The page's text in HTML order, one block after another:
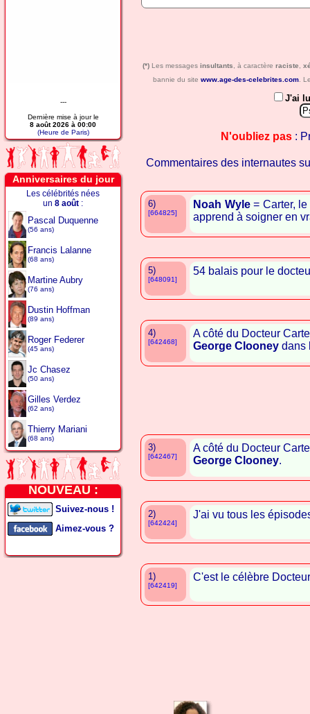
---
Dernière mise à jour le
8 août 2026 à 00:00
(Heure de Paris)
Anniversaires du jour
Les célébrités nées
un 8 août :
Pascal Duquenne
(56 ans)
Francis Lalanne
(68 ans)
Martine Aubry
(76 ans)
Dustin Hoffman
(89 ans)
Roger Federer
(45 ans)
Jc Chasez
(50 ans)
Gilles Verdez
(62 ans)
Thierry Mariani
(68 ans)
NOUVEAU :
Suivez-nous !
Aimez-vous ?
(*) Les messages insultants , à caractère raciste
bannie du site www.age-des-celebrites.com.
J'ai
N'oubliez pas :
Commentaires des internautes
6)
[664825]
Noah Wyle= Carter, le
apprend à soigner en
5)
[648091]
54 balais pour le
4)
[642468]
A côté du Docteur
George Clooney dans
3)
[642467]
A côté du Docteur
George Clooney.
2)
[642424]
J'ai vu tous les
1)
[642419]
C'est le célèbre